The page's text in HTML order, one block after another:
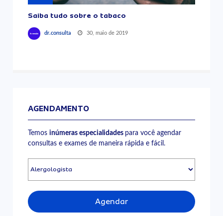
Saiba tudo sobre o tabaco
dr.consulta 30, maio de 2019
AGENDAMENTO
Temosinúmeras especialidades para você agendar
consultas e exames de maneira rápida e fácil.
Agendar